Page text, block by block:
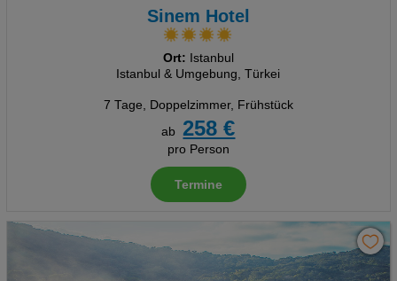
Sinem Hotel
Ort: Istanbul
Istanbul & Umgebung, Türkei
7 Tage, Doppelzimmer, Frühstück
ab
258 €
pro Person
Termine